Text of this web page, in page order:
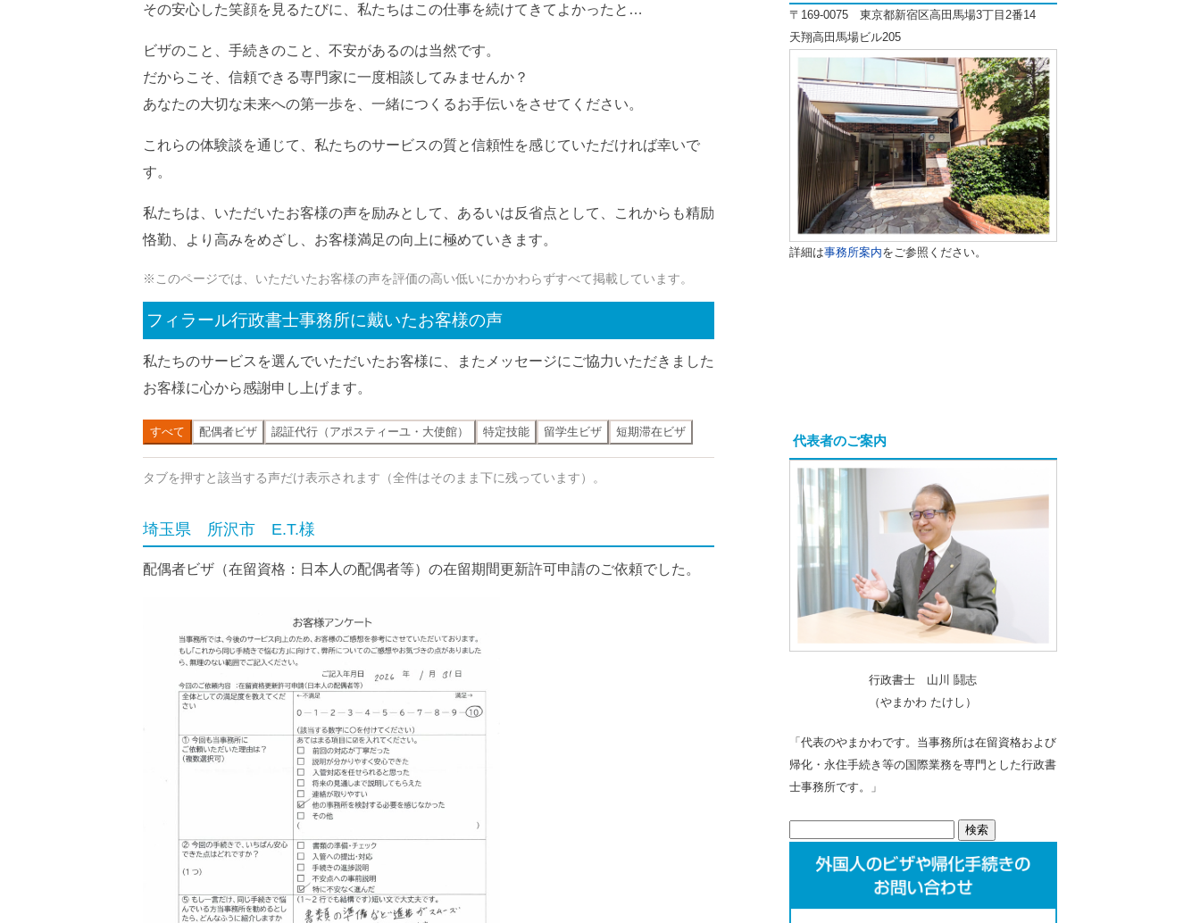
その安心した笑顔を見るたびに、私たちはこの仕事を続けてきてよかったと…
ビザのこと、手続きのこと、不安があるのは当然です。
だからこそ、信頼できる専門家に一度相談してみませんか？
あなたの大切な未来への第一歩を、一緒につくるお手伝いをさせてください。
これらの体験談を通じて、私たちのサービスの質と信頼性を感じていただければ幸いで
す。
私たちは、いただいたお客様の声を励みとして、あるいは反省点として、これからも精励
恪勤、より高みをめざし、お客様満足の向上に極めていきます。
※このページでは、いただいたお客様の声を評価の高い低いにかかわらずすべて掲載しています。
フィラール行政書士事務所に戴いたお客様の声
私たちのサービスを選んでいただいたお客様に、またメッセージにご協力いただきました
お客様に心から感謝申し上げます。
すべて 配偶者ビザ 認証代行（アポスティーユ・大使館） 特定技能 留学生ビザ 短期滞在ビザ
タブを押すと該当する声だけ表示されます（全件はそのまま下に残っています）。
埼玉県 所沢市 E.T.様
配偶者ビザ（在留資格：日本人の配偶者等）の在留期間更新許可申請のご依頼でした。
〒169-0075 東京都新宿区高田馬場3丁目2番14
天翔高田馬場ビル205
詳細は事務所案内をご参照ください。
代表者のご案内
行政書士 山川 鬪志
（やまかわ たけし）
「代表のやまかわです。当事務所は在留資格および
帰化・永住手続き等の国際業務を専門とした行政書
士事務所です。」